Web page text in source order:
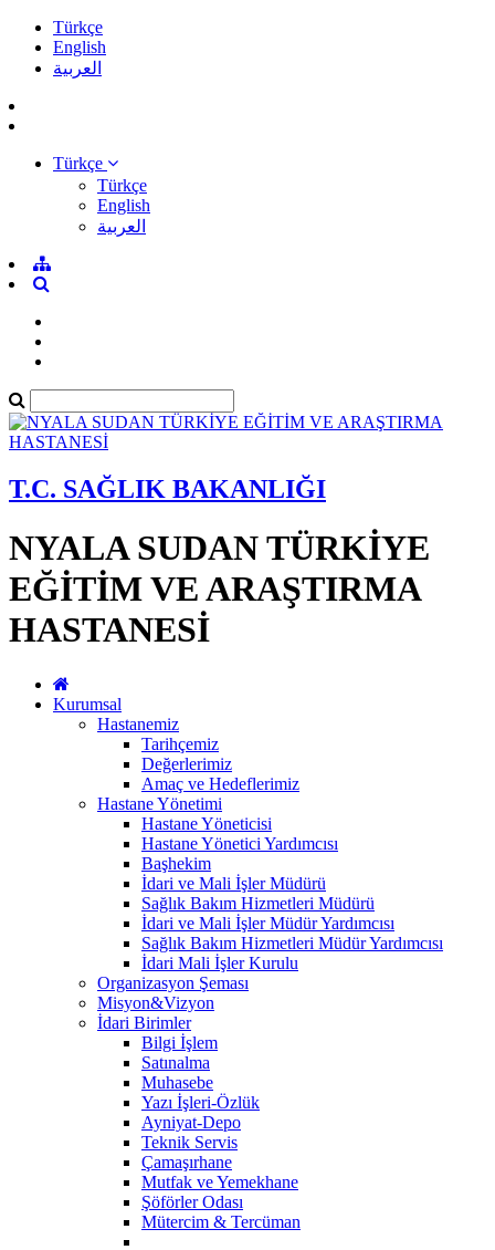
Türkçe
English
العربية
Türkçe
Türkçe
English
العربية
T.C. SAĞLIK BAKANLIĞI
NYALA SUDAN TÜRKİYE
EĞİTİM VE ARAŞTIRMA
HASTANESİ
Kurumsal
Hastanemiz
Tarihçemiz
Değerlerimiz
Amaç ve Hedeflerimiz
Hastane Yönetimi
Hastane Yöneticisi
Hastane Yönetici Yardımcısı
Başhekim
İdari ve Mali İşler Müdürü
Sağlık Bakım Hizmetleri Müdürü
İdari ve Mali İşler Müdür Yardımcısı
Sağlık Bakım Hizmetleri Müdür Yardımcısı
İdari Mali İşler Kurulu
Organizasyon Şeması
Misyon&Vizyon
İdari Birimler
Bilgi İşlem
Satınalma
Muhasebe
Yazı İşleri-Özlük
Ayniyat-Depo
Teknik Servis
Çamaşırhane
Mutfak ve Yemekhane
Şöförler Odası
Mütercim & Tercüman